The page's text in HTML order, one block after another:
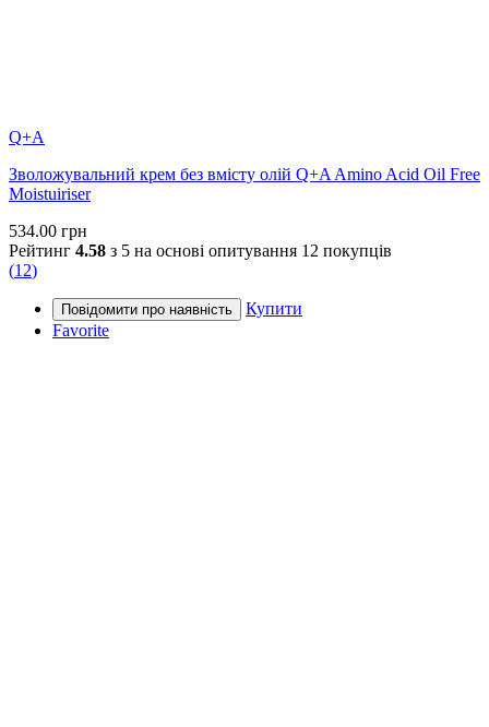
Q+A
Зволожувальний крем без вмісту олій Q+A Amino Acid Oil Free
Moistuiriser
534.00 грн
Рейтинг 4.58 з 5 на основі опитування 12 покупців
(12)
Купити
Favorite